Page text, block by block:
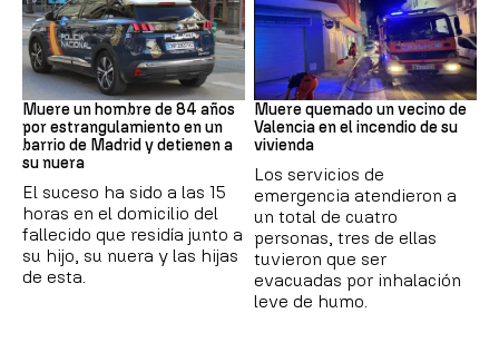
Suceso
Muere un hombre de 84 años
por estrangulamiento en un
barrio de Madrid y detienen a
su nuera
El suceso ha sido a las 15
horas en el domicilio del
fallecido que residía junto a
su hijo, su nuera y las hijas
de esta.
INCENDIO
Muere quemado un vecino de
Valencia en el incendio de su
vivienda
Los servicios de
emergencia atendieron a
un total de cuatro
personas, tres de ellas
tuvieron que ser
evacuadas por inhalación
leve de humo.